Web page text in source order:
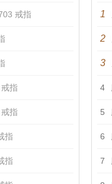
戒指
指
指
指
指
1
2
3
4
5
6
7